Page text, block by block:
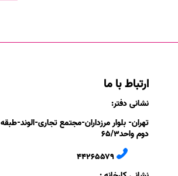
ارتباط با ما
نشانی دفتر:
تهران- بلوار مرزداران-مجتمع تجاری-الوند-طبقه
دومواحد۶ ۵/۳
۲۶۵۵۷۹